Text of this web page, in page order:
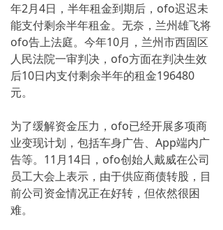
年2月4日，半年租金到期后，ofo迟迟未
能支付剩余半年租金。无奈，兰州雄飞将
ofo告上法庭。今年10月，兰州市西固区
人民法院一审判决，ofo方面在判决生效
后10日内支付剩余半年的租金196480
元。
为了缓解资金压力，ofo已经开展多项商
业变现计划，包括车身广告、App端内广
告等。11月14日，ofo创始人戴威在公司
员工大会上表示，由于供应商债转股，目
前公司资金情况正在好转，但依然很困
难。